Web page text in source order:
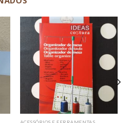
ACESSÓRIOS E FERRAMENTAS